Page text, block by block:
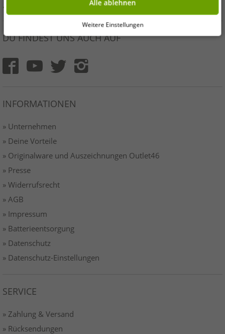
Versandkostenfrei ab 49 € (DE)
DU FINDEST UNS AUCH AUF
INFORMATIONEN
» Unternehmen
» Deine Vorteile
» Originalware und Auszeichnungen Outlet46
» Presse
» Widerrufsrecht
» AGB
» Impressum
» Batterieentsorgung
» Datenschutz
» Datenschutz-Einstellungen
SERVICE
» Zahlung & Versand
» Rücksendungen
am Ende jeder unserer Seiten mit Wirkung für die Zukunft widerrufen oder
ändern.
Alle ablehnen
Weitere Einstellungen